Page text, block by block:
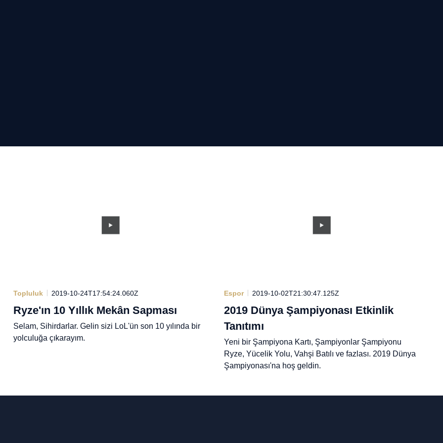
Topluluk 2019-10-24T17:54:24.060Z
Ryze'ın 10 Yıllık Mekân Sapması
Selam, Sihirdarlar. Gelin sizi LoL'ün son 10 yılında bir
yolculuğa çıkarayım.
Espor 2019-10-02T21:30:47.125Z
2019 Dünya Şampiyonası Etkinlik
Tanıtımı
Yeni bir Şampiyona Kartı, Şampiyonlar Şampiyonu
Ryze, Yücelik Yolu, Vahşi Batılı ve fazlası. 2019 Dünya
Şampiyonası'na hoş geldin.